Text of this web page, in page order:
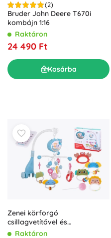
(2)
Bruder John Deere T670i
kombájn 1:16
Raktáron
24 490 Ft
Kosárba
Zenei körforgó
csillagvetítővel és
távirányítóval a kiságyhoz –
Raktáron